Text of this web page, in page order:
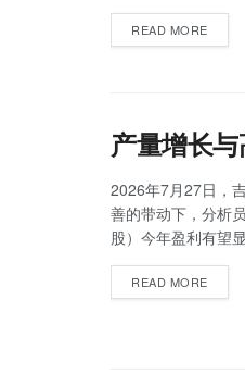
READ MORE
产量增长
2026年7月27日，
善的带动下，分析
股）今年盈利有望
READ MORE